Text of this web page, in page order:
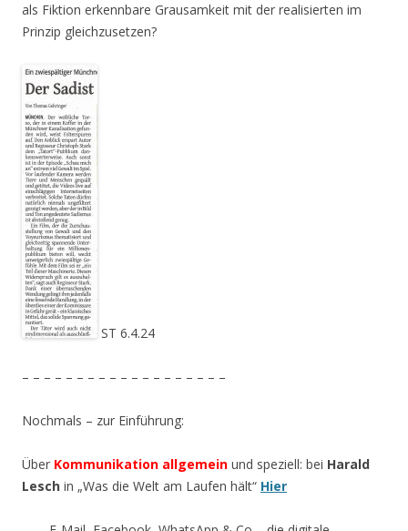
als Fiktion erkennbare Grausamkeit mit der realisierten im
Prinzip gleichzusetzen?
ST 6.4.24
– – – – – – – – – – – – – – – – – – –
Nochmals – zur Einführung:
Über Kommunikation allgemein und speziell: bei Harald
Lesch in „Was die Welt am Laufen hält“ Hier